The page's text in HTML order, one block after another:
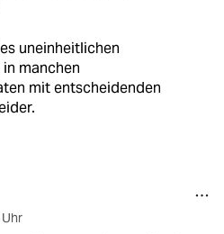
uneinheitlichen
manchen
mit entscheidenden